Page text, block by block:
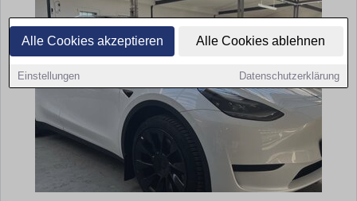
Alle Cookies akzeptieren Alle Cookies ablehnen
Einstellungen Datenschutzerklärung